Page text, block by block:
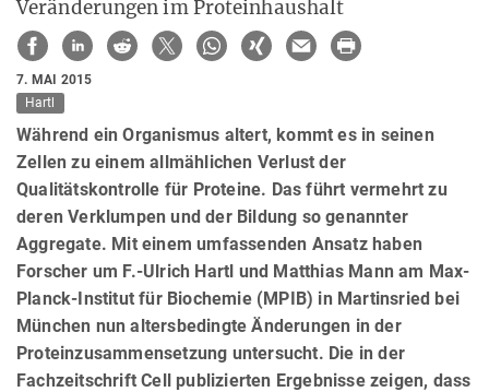
Veränderungen im Proteinhaushalt
7. MAI 2015
Hartl
Während ein Organismus altert, kommt es in seinen
Zellen zu einem allmählichen Verlust der
Qualitätskontrolle für Proteine. Das führt vermehrt zu
deren Verklumpen und der Bildung so genannter
Aggregate. Mit einem umfassenden Ansatz haben
Forscher um F.-Ulrich Hartl und Matthias Mann am Max-
Planck-Institut für Biochemie (MPIB) in Martinsried bei
München nun altersbedingte Änderungen in der
Proteinzusammensetzung untersucht. Die in der
Fachzeitschrift Cell publizierten Ergebnisse zeigen, dass